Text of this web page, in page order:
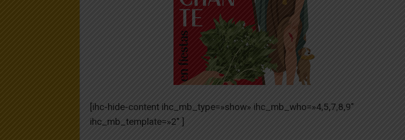
[ihc-hide-content ihc_mb_type=»show» ihc_mb_who=»4,5,7,8,9″
ihc_mb_template=»2″ ]